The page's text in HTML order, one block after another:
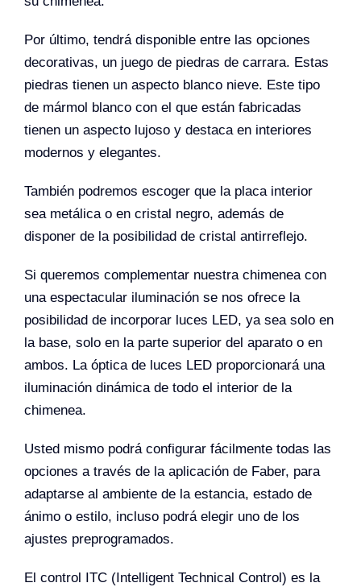
Por último, tendrá disponible entre las opciones
decorativas, un juego de piedras de carrara. Estas
piedras tienen un aspecto blanco nieve. Este tipo
de mármol blanco con el que están fabricadas
tienen un aspecto lujoso y destaca en interiores
modernos y elegantes.
También podremos escoger que la placa interior
sea metálica o en cristal negro, además de
disponer de la posibilidad de cristal antirreflejo.
Si queremos complementar nuestra chimenea con
una espectacular iluminación se nos ofrece la
posibilidad de incorporar luces LED, ya sea solo en
la base, solo en la parte superior del aparato o en
ambos. La óptica de luces LED proporcionará una
iluminación dinámica de todo el interior de la
chimenea.
Usted mismo podrá configurar fácilmente todas las
opciones a través de la aplicación de Faber, para
adaptarse al ambiente de la estancia, estado de
ánimo o estilo, incluso podrá elegir uno de los
ajustes preprogramados.
El control ITC (Intelligent Technical Control) es la